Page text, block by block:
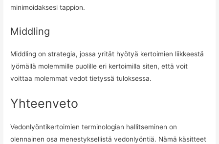
minimoidaksesi tappion.
Middling
Middling on strategia, jossa yrität hyötyä kertoimien liikkeestä
lyömällä molemmille puolille eri kertoimilla siten, että voit
voittaa molemmat vedot tietyssä tuloksessa.
Yhteenveto
Vedonlyöntikertoimien terminologian hallitseminen on
olennainen osa menestyksellistä vedonlyöntiä. Nämä käsitteet